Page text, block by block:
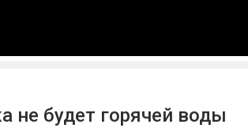
не будет горячей воды